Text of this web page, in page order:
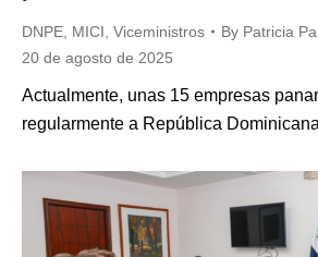
DNPE MICI Viceministros By Patricia
20 de agosto de 2025
Actualmente, unas 15 empresas
regularmente a República